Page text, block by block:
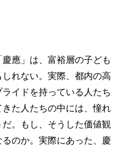
應」は、富裕層の子ども
れない。実際、都内の高
イドを持っている人たち
た人たちの中には、憧れ
。もし、そうした価値観
のか。実際にあった、慶